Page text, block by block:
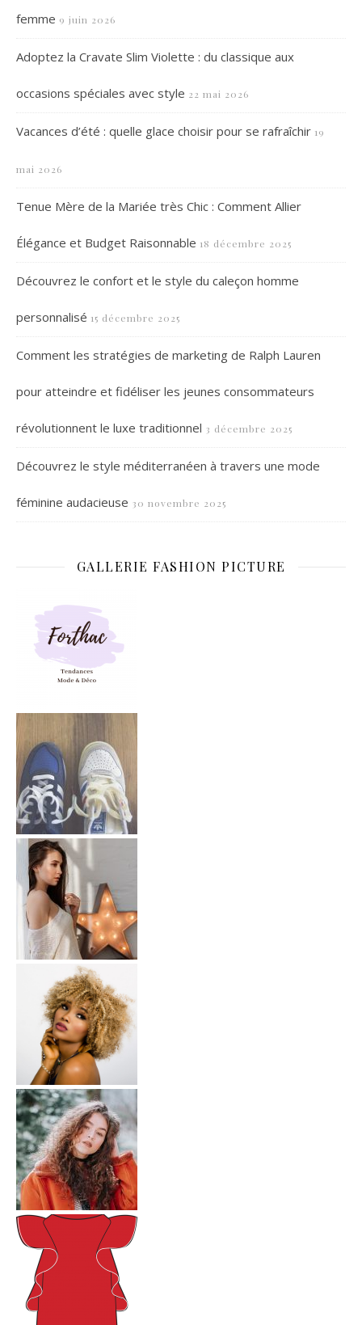
femme 9 juin 2026
Adoptez la Cravate Slim Violette : du classique aux
occasions spéciales avec style 22 mai 2026
Vacances d’été : quelle glace choisir pour se rafraîchir 19
mai 2026
Tenue Mère de la Mariée très Chic : Comment Allier
Élégance et Budget Raisonnable 18 décembre 2025
Découvrez le confort et le style du caleçon homme
personnalisé 15 décembre 2025
Comment les stratégies de marketing de Ralph Lauren
pour atteindre et fidéliser les jeunes consommateurs
révolutionnent le luxe traditionnel 3 décembre 2025
Découvrez le style méditerranéen à travers une mode
féminine audacieuse 30 novembre 2025
GALLERIE FASHION PICTURE